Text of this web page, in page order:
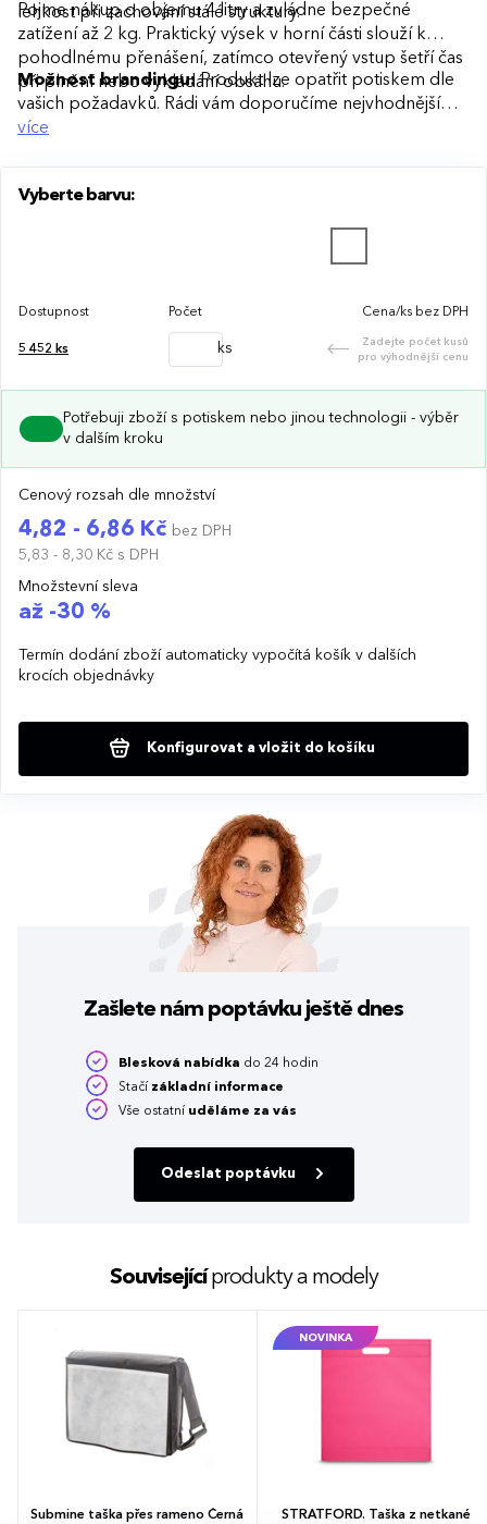
lehkost při zachování stálé struktury.
Pojme nákup o objemu 4 litry a zvládne bezpečné
zatížení až 2 kg. Praktický výsek v horní části slouží k
pohodlnému přenášení, zatímco otevřený vstup šetří čas
při plnění nebo vykládání obsahu.
Možnost brandingu:Produkt lze opatřit potiskem dle
vašich požadavků. Rádi vám doporučíme nejvhodnější
technologii potisku s ohledem na design i váš rozpočet.
více
Vyberte barvu:
Dostupnost Počet Cena/ks bez DPH
5 452 ks ks
Zadejte počet kusů
pro výhodnější cenu
Potřebuji zboží s potiskem nebo jinou technologii - výběr
v dalším kroku
Cenový rozsah dle množství
4,82 - 6,86 Kč bez DPH
5,83 - 8,30 Kč s DPH
Množstevní sleva
až -30 %
Termín dodání zboží automaticky vypočítá košík v dalších
krocích objednávky
Konfigurovat a vložit do košíku
Zašlete nám poptávku ještě dnes
Blesková nabídka do 24 hodin
Stačí základní informace
Vše ostatní uděláme za vás
Odeslat poptávku
Souvisejícíprodukty a modely
Submine taška přes rameno Černá
NOVINKA
STRATFORD. Taška z netkané